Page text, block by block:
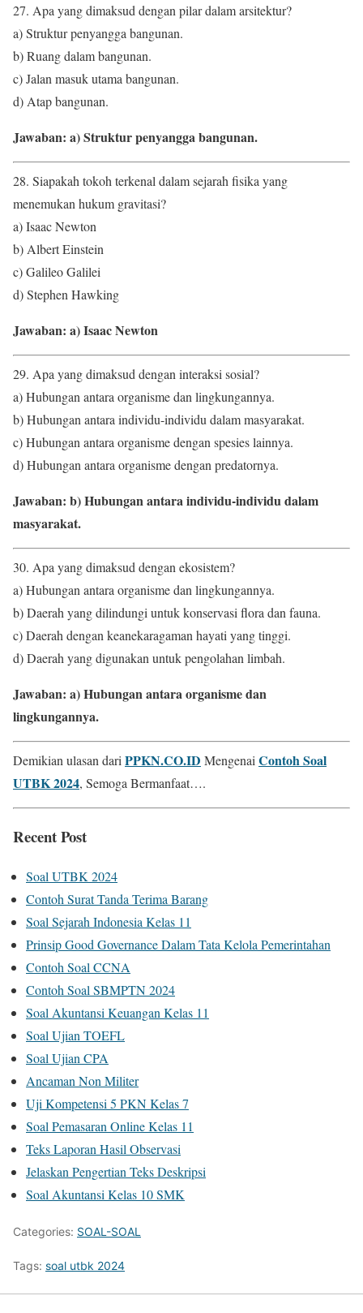
27. Apa yang dimaksud dengan pilar dalam arsitektur?
a) Struktur penyangga bangunan.
b) Ruang dalam bangunan.
c) Jalan masuk utama bangunan.
d) Atap bangunan.
Jawaban: a) Struktur penyangga bangunan.
28. Siapakah tokoh terkenal dalam sejarah fisika yang
menemukan hukum gravitasi?
a) Isaac Newton
b) Albert Einstein
c) Galileo Galilei
d) Stephen Hawking
Jawaban: a) Isaac Newton
29. Apa yang dimaksud dengan interaksi sosial?
a) Hubungan antara organisme dan lingkungannya.
b) Hubungan antara individu-individu dalam masyarakat.
c) Hubungan antara organisme dengan spesies lainnya.
d) Hubungan antara organisme dengan predatornya.
Jawaban: b) Hubungan antara individu-individu dalam
masyarakat.
30. Apa yang dimaksud dengan ekosistem?
a) Hubungan antara organisme dan lingkungannya.
b) Daerah yang dilindungi untuk konservasi flora dan fauna.
c) Daerah dengan keanekaragaman hayati yang tinggi.
d) Daerah yang digunakan untuk pengolahan limbah.
Jawaban: a) Hubungan antara organisme dan
lingkungannya.
Demikian ulasan dari PPKN.CO.ID Mengenai Contoh Soal
UTBK 2024, Semoga Bermanfaat….
Recent Post
Soal UTBK 2024
Contoh Surat Tanda Terima Barang
Soal Sejarah Indonesia Kelas 11
Prinsip Good Governance Dalam Tata Kelola Pemerintahan
Contoh Soal CCNA
Contoh Soal SBMPTN 2024
Soal Akuntansi Keuangan Kelas 11
Soal Ujian TOEFL
Soal Ujian CPA
Ancaman Non Militer
Uji Kompetensi 5 PKN Kelas 7
Soal Pemasaran Online Kelas 11
Teks Laporan Hasil Observasi
Jelaskan Pengertian Teks Deskripsi
Soal Akuntansi Kelas 10 SMK
Categories: SOAL-SOAL
Tags: soal utbk 2024